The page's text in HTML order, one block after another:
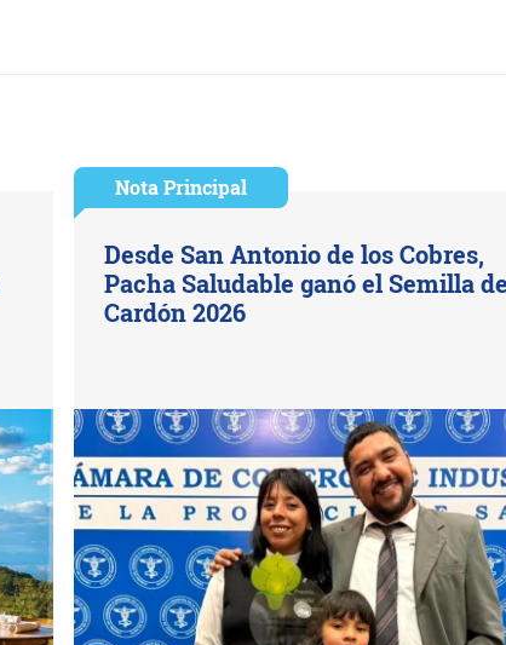
Nota Principal
Desde San Antonio de los Cobres,
Pacha Saludable ganó el Semilla
Cardón 2026